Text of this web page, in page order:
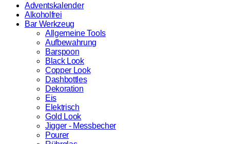
Adventskalender
Alkoholfrei
Bar Werkzeug
Allgemeine Tools
Aufbewahrung
Barspoon
Black Look
Copper Look
Dashbottles
Dekoration
Eis
Elektrisch
Gold Look
Jigger - Messbecher
Pourer